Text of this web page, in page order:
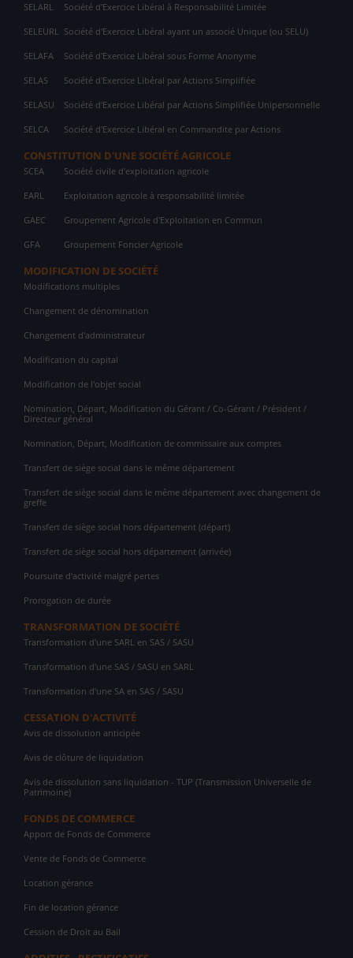
SELARL Société d'Exercice Libéral à Responsabilité Limitée
SELEURL Société d'Exercice Libéral ayant un associé Unique (ou SELU)
SELAFA Société d'Exercice Libéral sous Forme Anonyme
SELAS Société d'Exercice Libéral par Actions Simplifiée
SELASU Société d'Exercice Libéral par Actions Simplifiée Unipersonnelle
SELCA Société d'Exercice Libéral en Commandite par Actions
CONSTITUTION D'UNE SOCIÉTÉ AGRICOLE
SCEA Société civile d'exploitation agricole
EARL Exploitation agricole à responsabilité limitée
GAEC Groupement Agricole d'Exploitation en Commun
GFA Groupement Foncier Agricole
MODIFICATION DE SOCIÉTÉ
Modifications multiples
Changement de dénomination
Changement d'administrateur
Modification du capital
Modification de l'objet social
Nomination, Départ, Modification du Gérant / Co-Gérant / Président /
Directeur général
Nomination, Départ, Modification de commissaire aux comptes
Transfert de siège social dans le même département
Transfert de siège social dans le même département avec changement de
greffe
Transfert de siège social hors département (départ)
Transfert de siège social hors département (arrivée)
Poursuite d'activité malgré pertes
Prorogation de durée
TRANSFORMATION DE SOCIÉTÉ
Transformation d'une SARL en SAS / SASU
Transformation d'une SAS / SASU en SARL
Transformation d'une SA en SAS / SASU
CESSATION D'ACTIVITÉ
Avis de dissolution anticipée
Avis de clôture de liquidation
Avis de dissolution sans liquidation - TUP (Transmission Universelle de
Patrimoine)
FONDS DE COMMERCE
Apport de Fonds de Commerce
Vente de Fonds de Commerce
Location gérance
Fin de location gérance
Cession de Droit au Bail